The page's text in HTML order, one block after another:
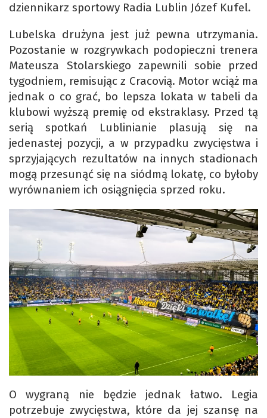
dziennikarz sportowy Radia Lublin Józef Kufel.
Lubelska drużyna jest już pewna utrzymania.
Pozostanie w rozgrywkach podopieczni trenera
Mateusza Stolarskiego zapewnili sobie przed
tygodniem, remisując z Cracovią. Motor wciąż ma
jednak o co grać, bo lepsza lokata w tabeli da
klubowi wyższą premię od ekstraklasy. Przed tą
serią spotkań Lublinianie plasują się na
jedenastej pozycji, a w przypadku zwycięstwa i
sprzyjających rezultatów na innych stadionach
mogą przesunąć się na siódmą lokatę, co byłoby
wyrównaniem ich osiągnięcia sprzed roku.
O wygraną nie będzie jednak łatwo. Legia
potrzebuje zwycięstwa, które da jej szansę na